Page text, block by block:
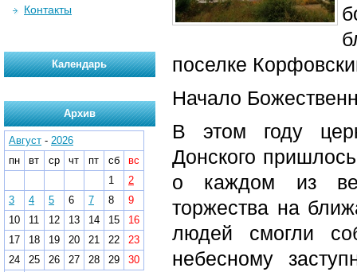
поселке
Начало
В этом году
Донского
о каждом из
торжества на
людей смогли
небесному
Контакты
Календарь
Архив
Август - 2026
пн
вт ср чт пт сб
вс
1
2
3
4 5 6 7 8
9
10
11 12 13 14 15
16
17
18 19 20 21 22
23
24
25 26 27 28 29
30